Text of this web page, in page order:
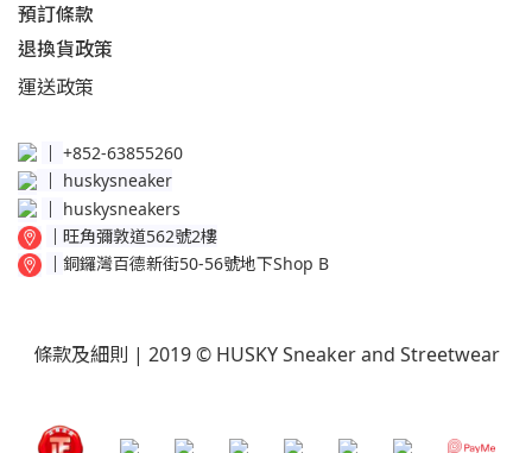
預訂條款
退換貨政策​
運送政策​
│ +852-63855260
huskysneaker
│ huskysneakers
│ 旺角彌敦道562號2樓
│ 銅鑼灣百德新街50-56號地下Shop B
條款及細則 | 2019 © HUSKY Sneaker and Streetwear